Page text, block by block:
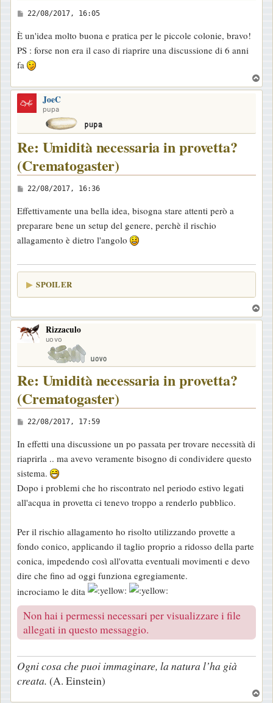
M
s
s
a
g
g
i
22/08/2017, 16:05
È un'idea molto buona e pratica per le piccole colonie, bravo!
PS : forse non era il caso di riaprire una discussione di 6 anni
fa
o
JoeC
pupa
Re: Umidità necessaria in provetta?
(Crematogaster)
M
s
s
a
g
i
22/08/2017, 16:36
Effettivamente una bella idea, bisogna stare attenti però a
preparare bene un setup del genere, perchè il rischio
allagamento è dietro l'angolo
SPOILER
o
Rizzaculo
uovo
Re: Umidità necessaria in provetta?
(Crematogaster)
M
s
s
a
g
g
o
22/08/2017, 17:59
In effetti una discussione un po passata per trovare necessità di
riaprirla .. ma avevo veramente bisogno di condividere questo
sistema.
Dopo i problemi che ho riscontrato nel periodo estivo legati
all'acqua in provetta ci tenevo troppo a renderlo pubblico.
Per il rischio allagamento ho risolto utilizzando provette a
fondo conico, applicando il taglio proprio a ridosso della parte
conica, impedendo così all'ovatta eventuali movimenti e devo
dire che fino ad oggi funziona egregiamente.
incrociamo le dita
Non hai i permessi necessari per visualizzare i file
allegati in questo messaggio.
Ogni cosa che puoi immaginare, la natura l’ha già
creata. (A. Einstein)